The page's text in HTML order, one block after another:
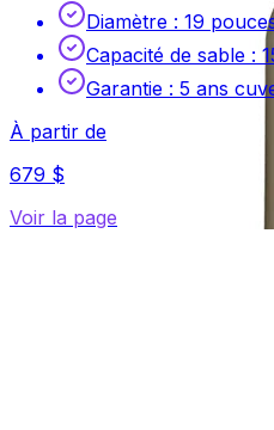
Diamètre : 19
Capacité de sable :
Garantie : 5 ans
À partir de
679 $
Voir la page